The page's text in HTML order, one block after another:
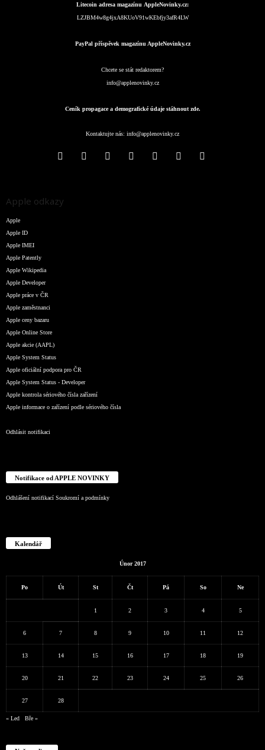
Litecoin adresa magazínu AppleNovinky.cz:
LZJBM4w8g4jxA8KUoV91wKEbfjy3afR4LW
PayPal příspěvek magazínu AppleNovinky.cz
Chcete se stát redaktorem?
info@applenovinky.cz
Ceník propagace a demografické údaje stáhnout zde.
Kontaktujte nás: info@applenovinky.cz
Apple odkazy
Apple
Apple ID
Apple IMEI
Apple Patently
Apple Wikipedia
Apple Developer
Apple práce v ČR
Apple zaměstnanci
Apple ceny bazaru
Apple Online Store
Apple akcie (AAPL)
Apple System Status
Apple oficiální podpora pro ČR
Apple System Status - Developer
Apple kontrola sériového čísla zařízení
Apple informace o zařízení podle sériového čísla
Odhlásit notifikaci
Notifikace od APPLE NOVINKY
Odhlášení notifikací Soukromí a podmínky
Kalendář
Únor 2017
Po Út St Čt Pá So Ne
1 2 3 4 5
6 7 8 9 10 11 12
13 14 15 16 17 18 19
20 21 22 23 24 25 26
27 28
« Led Bře »